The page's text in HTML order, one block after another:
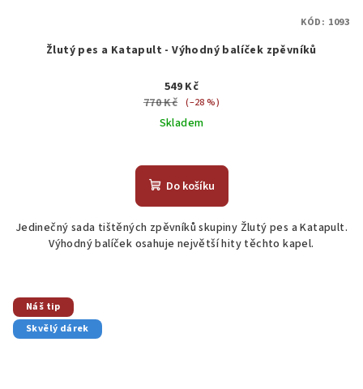
Žlutý pes a Katapult - Výhodný balíček zpěvníků
549 Kč
770 Kč (–28 %)
Skladem
hodnocení
produktu
z
5
Do košíku
Jedinečný sada tištěných zpěvníků skupiny Žlutý pes a Katapult.
Výhodný balíček osahuje největší hity těchto kapel.
KÓD: 1093
Náš tip
Skvělý dárek